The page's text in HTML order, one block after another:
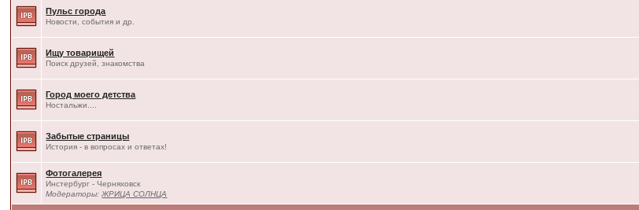
Пульс города
Новости, события и др.
Ищу товарищей
Поиск друзей, знакомства
Город моего детства
Ностальжи....
Забытые страницы
История - в вопросах и ответах!
Фотогалерея
Инстербург - Черняховск
Модераторы:ЖРИЦА СОЛНЦА